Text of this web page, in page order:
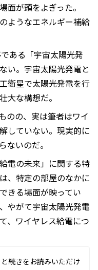
面が頭をよぎった。
ようなエネルギー補給
ある「宇宙太陽光発
い。宇宙太陽光発電と
衛星で太陽光発電を行
大な構想だ。
の、実は筆者はワイ
していない。現実的に
ないのだ。
電の未来」に関する特
、特定の部屋のなかに
きる場面が映ってい
やがて宇宙太陽光発電
、ワイヤレス給電につ
続きをお読みいただけ